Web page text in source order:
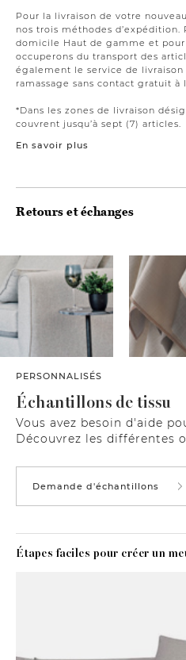
Pour la livraison de votre
nos trois méthodes
domicile Haut de gamme et pour
occuperons du transport des
également le service de
ramassage sans contact gratuit à
*Dans les zones de livraison
couvrent jusqu’à sept (7) articles.
En savoir plus
Retours et échanges
PERSONNALISÉS
Échantillons de tissu
Vous avez besoin d'aide
Découvrez les différentes
Demande d'échantillons
Étapes faciles pour créer un